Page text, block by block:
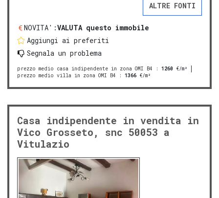
ALTRE FONTI
NOVITA':VALUTA questo immobile
Aggiungi ai preferiti
Segnala un problema
prezzo medio casa indipendente in zona OMI B4 : 1260 €/m²
prezzo medio villa in zona OMI B4 : 1366 €/m²
Casa indipendente in vendita in
Vico Grosseto, snc 50053 a
Vitulazio